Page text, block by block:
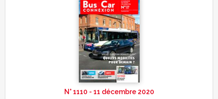
N° 1110 - 11 décembre 2020